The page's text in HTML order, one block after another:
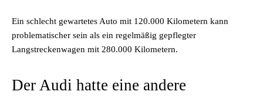
Ein schlecht gewartetes Auto mit 120.000 Kilometern kann
problematischer sein als ein regelmäßig gepflegter
Langstreckenwagen mit 280.000 Kilometern.
Der Audi hatte eine andere